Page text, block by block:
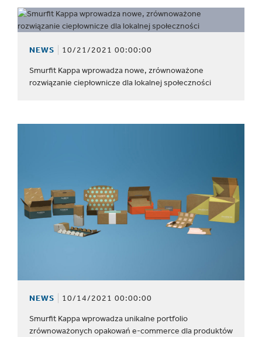
NEWS 10/21/2021 00:00:00
Smurfit Kappa wprowadza nowe, zrównoważone
rozwiązanie ciepłownicze dla lokalnej społeczności
NEWS 10/14/2021 00:00:00
Smurfit Kappa wprowadza unikalne portfolio
zrównoważonych opakowań e-commerce dla produktów